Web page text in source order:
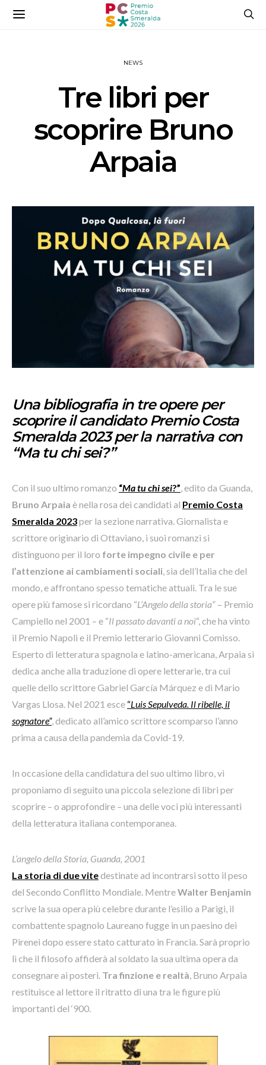
NEWS
Tre libri per
scoprire Bruno
Arpaia
Una bibliografia in tre opere per
scoprire il candidato Premio Costa
Smeralda 2023 per la narrativa con
“Ma tu chi sei?”
Con il suo ultimo romanzo “Ma tu chi sei?” , edito da Guanda,
Bruno Arpaia è nella rosa dei candidati al Premio Costa
Smeralda 2023per la sezione narrativa. Giornalista e
scrittore originario di Ottaviano, i suoi romanzi si
distinguono per il loro forte impegno civile e per
l’attenzione ai cambiamenti sociali , sia dell’Italia che del
mondo, e affrontano spesso tematiche attuali. Tra le sue
opere più famose si ricordano “L’Angelo della storia” – Premio
Campiello nel 2001 – e “Il passato davanti a noi“, che ha vinto
il Premio Napoli e il Premio letterario Giovanni Comisso.
Esperto di letteratura spagnola e latino-americana, Arpaia si
dedica anche alla traduzione di opere letterarie, tra cui
quelle dello scrittore Gabriel García Márquez e di Mario
Vargas Llosa. Nel 2021 esce “Luis Sepulveda. Il ribelle, il
sognatore”, dedicato all’amico scrittore scomparso l’anno
prima a causa della pandemia da Covid-19.
In occasione della candidatura del suo ultimo libro, vi
proponiamo di seguito una piccola selezione di libri per
scoprire – o approfondire – una delle voci più interessanti
della letteratura italiana contemporanea.
L’angelo della Storia , Guanda, 2001
La storia di due vitedestinate ad incontrarsi sotto il peso
del Secondo Conflitto Mondiale. MentreWalter Benjamin
scrive la sua opera più celebre durante l’esilio a Parigi, il
combattente spagnolo Laureano fugge in un paesino dei
Pirenei dopo essere stato catturato in Francia. Sarà proprio
lì che il filosofo affiderà al soldato la sua ultima opera da
consegnare ai posteri. Tra finzione e realtà , Bruno Arpaia
restituisce al lettore il ritratto di una tra le figure più
importanti del ‘900.